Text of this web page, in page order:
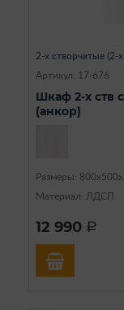
2-х створчатые (2-
Артикул: 17-676
Шкаф 2-х ств
(анкор)
Размеры:
Материал: ЛДСП
12 990 a